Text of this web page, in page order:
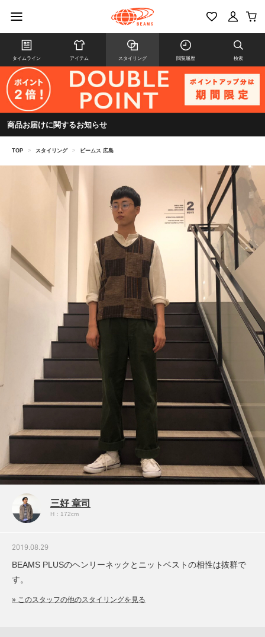
タイムライン アイテム スタイリング 閲覧履歴 検索
商品お届けに関するお知らせ
TOP > スタイリング > ビームス 広島
三好 章司
H：172cm
2019.08.29
BEAMS PLUSのヘンリーネックとニットベストの相性は抜群で
す。
» このスタッフの他のスタイリングを見る